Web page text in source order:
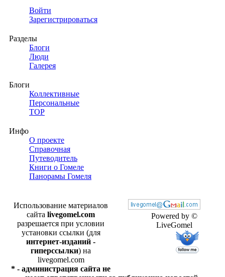
Войти
Зарегистрироваться
Разделы
Блоги
Люди
Галерея
Блоги
Коллективные
Персональные
TOP
Инфо
О проекте
Справочная
Путеводитель
Книги о Гомеле
Панорамы Гомеля
Powered by ©
LiveGomel
Использование материалов
сайта livegomel.com
разрешается при условии
установки ссылки (для
интернет-изданий -
гиперссылки) на
livegomel.com
* - администрация сайта не